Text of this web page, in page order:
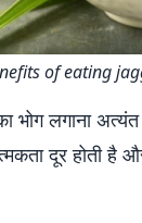
of eating
भोग लगाना
दूर होती है